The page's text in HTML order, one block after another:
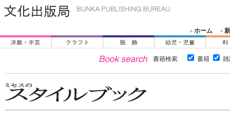
＋ホーム ＋
書籍検索 書籍